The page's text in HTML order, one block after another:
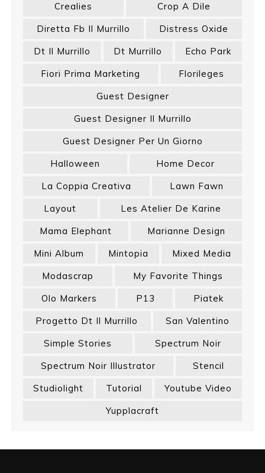
Crealies
Crop A Dile
Diretta Fb Il Murrillo
Distress Oxide
Dt Il Murrillo
Dt Murrillo
Echo Park
Fiori Prima Marketing
Florileges
Guest Designer
Guest Designer Il Murrillo
Guest Designer Per Un Giorno
Halloween
Home Decor
La Coppia Creativa
Lawn Fawn
Layout
Les Atelier De Karine
Mama Elephant
Marianne Design
Mini Album
Mintopia
Mixed Media
Modascrap
My Favorite Things
Olo Markers
P13
Piatek
Progetto Dt Il Murrillo
San Valentino
Simple Stories
Spectrum Noir
Spectrum Noir Illustrator
Stencil
Studiolight
Tutorial
Youtube Video
Yupplacraft